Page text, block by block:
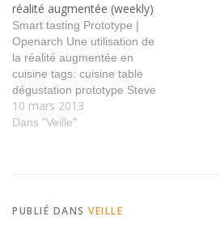
réalité augmentée (weekly)
Smart tasting Prototype |
Openarch Une utilisation de
la réalité augmentée en
cuisine tags: cuisine table
dégustation prototype Steve
Mann: My “Augmediated”
Life - IEEE Spectrum 35 ans
ordinateur embarqué QR
10 mars 2013
Dans "Veille"
PUBLIÉ DANS VEILLE